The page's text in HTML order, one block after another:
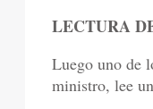
LECTURA
Luego uno de
ministro, lee